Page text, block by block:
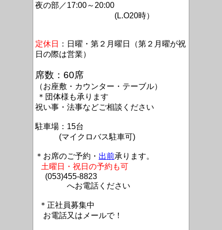
夜の部／17:00～20:00
(L.O20時）
定休日
：日曜・第２月曜日（第２月曜が祝
日の際は営業）
席数：60席
（お座敷・カウンター・テーブル）
＊団体様も承ります
祝い事・法事などご相談ください
駐車場：15台
(マイクロバス駐車可)
＊お席のご予約・ 出前承ります。
土曜日・祝日の予約も可
(053)455-8823
へお電話ください
＊正社員募集中
お電話又はメールで！